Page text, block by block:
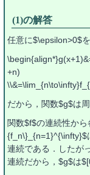
(1)の解答
任意に$\epsilon>0$
+n)
だから，関数$g$は
関数$f$の連続性か
{f_n\}_{n=1}^{\infty}$
連続である．したが
連続だから，$g$は